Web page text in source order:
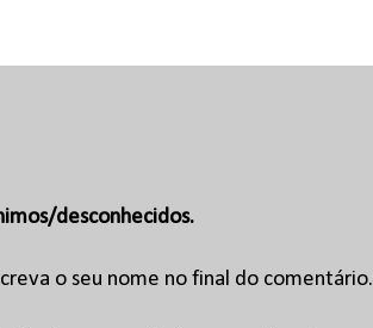
desconhecidos.
o seu nome no final do comentário.